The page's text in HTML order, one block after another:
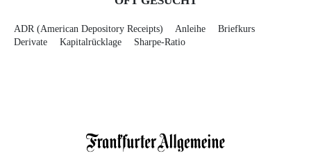
ADR (American Depository Receipts) Anleihe
Briefkurs
Derivate
Kapitalrücklage Sharpe-Ratio